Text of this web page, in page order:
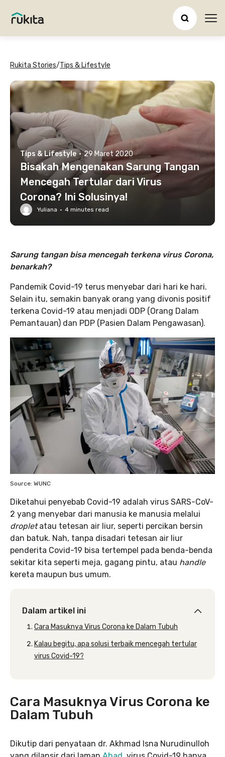
Rukita Stories/Tips & Lifestyle
Tips & Lifestyle · 29 Maret 2020
Bisakah Mengenakan Sarung Tangan
Mencegah Tertular dari Virus
Corona? Ini Solusinya!
Yuliana · 4 minutes read
Sarung tangan bisa mencegah terkena virus Corona,
benarkah?
Pandemik Covid-19 terus menyebar dari hari ke hari.
Selain itu, semakin banyak orang yang divonis positif
terkena Covid-19 atau menjadi ODP (Orang Dalam
Pemantauan) dan PDP (Pasien Dalam Pengawasan).
Source: WUNC
Diketahui penyebab Covid-19 adalah virus SARS-CoV-
2 yang menyebar dari manusia ke manusia melalui
dropletatau tetesan air liur, seperti percikan bersin
dan batuk. Nah, tanpa disadari tetesan air liur
penderita Covid-19 bisa tertempel pada benda-benda
sekitar kita seperti meja, gagang pintu, atau handle
kereta maupun bus umum.
Dalam artikel ini
Cara Masuknya Virus Corona ke Dalam Tubuh
Kalau begitu, apa solusi terbaik mencegah tertular
virus Covid-19?
Cara Masuknya Virus Corona ke
Dalam Tubuh
Dikutip dari penyataan dr. Akhmad Isna Nurudinulloh